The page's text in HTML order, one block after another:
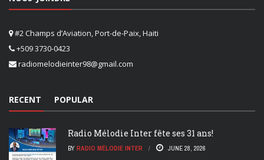
#2 Champs d’Aviation, Port-de-Paix, Haiti
+509 3730-0423
radiomelodieinter98@gmail.com
RECENT POPULAR
Radio Mélodie Inter fête ses 31 ans!
BY RADIO MÉLODIE INTER JUNE 28, 2026